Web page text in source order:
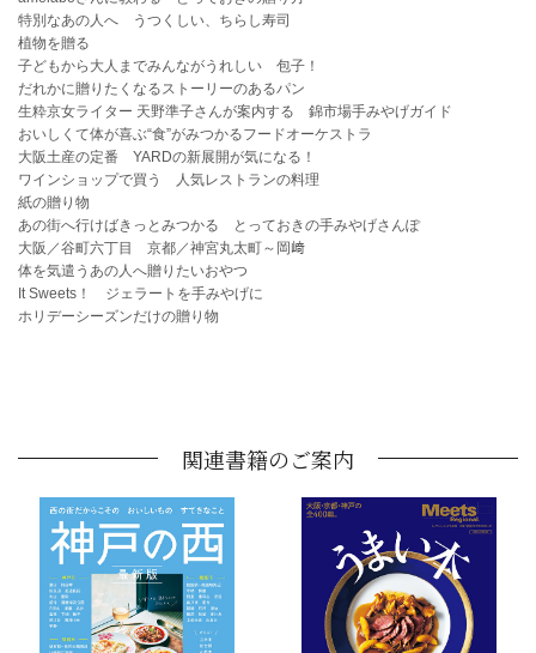
特別なあの人へ うつくしい、ちらし寿司
植物を贈る
子どもから大人までみんながうれしい 包子！
だれかに贈りたくなるストーリーのあるパン
生粋京女ライター 天野準子さんが案内する 錦市場手みやげガイド
おいしくて体が喜ぶ“食”がみつかるフードオーケストラ
大阪土産の定番 YARDの新展開が気になる！
ワインショップで買う 人気レストランの料理
紙の贈り物
あの街へ行けばきっとみつかる とっておきの手みやげさんぽ
大阪／谷町六丁目 京都／神宮丸太町～岡﨑
体を気遣うあの人へ贈りたいおやつ
It Sweets！ ジェラートを手みやげに
ホリデーシーズンだけの贈り物
関連書籍のご案内